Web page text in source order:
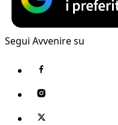
Segui Avvenire su